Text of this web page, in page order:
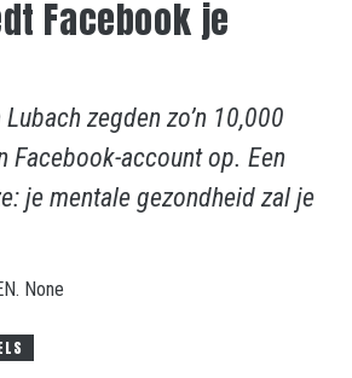
Facebook je
zegden zo’n 10,000
Facebook-account op. Een
je mentale gezondheid zal je
None